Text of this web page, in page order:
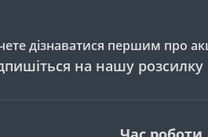
дізнаватися першим про
на нашу розсилку